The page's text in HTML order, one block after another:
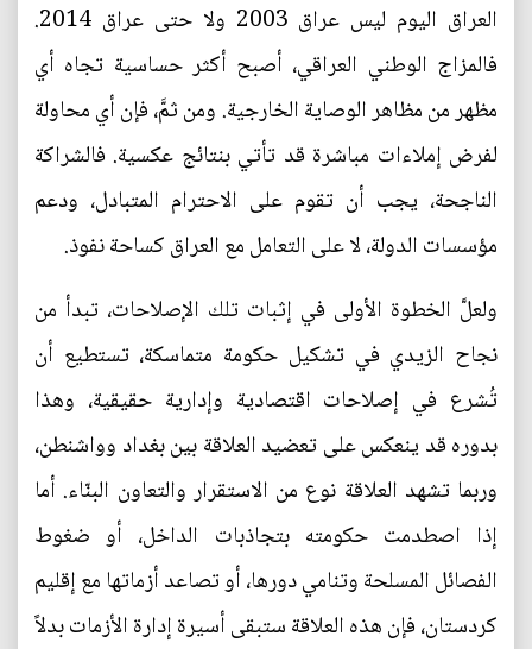
العراق اليوم ليس عراق 2003 ولا حتى عراق 2014.
فالمزاج الوطني العراقي، أصبح أكثر حساسية تجاه أي
مظهر من مظاهر الوصاية الخارجية. ومن ثمَّ، فإن أي محاولة
لفرض إملاءات مباشرة قد تأتي بنتائج عكسية. فالشراكة
الناجحة، يجب أن تقوم على الاحترام المتبادل، ودعم
مؤسسات الدولة، لا على التعامل مع العراق كساحة نفوذ.
ولعلَّ الخطوة الأولى في إثبات تلك الإصلاحات، تبدأ من
نجاح الزيدي في تشكيل حكومة متماسكة، تستطيع أن
تُشرع في إصلاحات اقتصادية وإدارية حقيقية، وهذا
بدوره قد ينعكس على تعضيد العلاقة بين بغداد وواشنطن،
وربما تشهد العلاقة نوع من الاستقرار والتعاون البنّاء. أما
إذا اصطدمت حكومته بتجاذبات الداخل، أو ضغوط
الفصائل المسلحة وتنامي دورها، أو تصاعد أزماتها مع إقليم
كردستان، فإن هذه العلاقة ستبقى أسيرة إدارة الأزمات بدلاً